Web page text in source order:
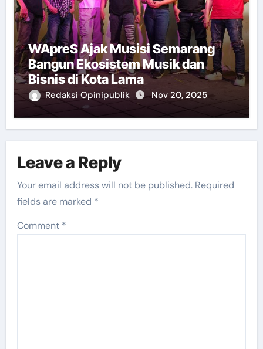
WApreS Ajak Musisi Semarang
Bangun Ekosistem Musik dan
Bisnis di Kota Lama
Redaksi Opinipublik Nov 20, 2025
Leave a Reply
Your email address will not be published. Required
fields are marked *
Comment *